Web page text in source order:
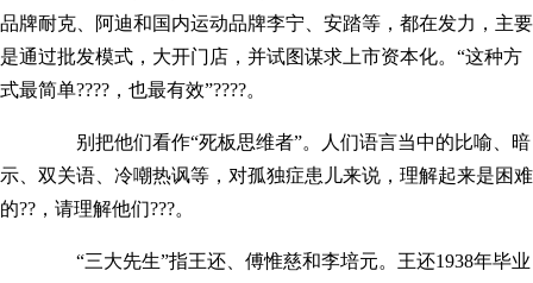
品牌耐克、阿迪和国内运动品牌李宁、安踏等，都在发力，主要
是通过批发模式，大开门店，并试图谋求上市资本化。“这种方
式最简单????，也最有效”????。
别把他们看作“死板思维者”。
人们语言当中的比喻、暗
示、双关语、冷嘲热讽等，对孤独症患儿来说，理解起来是困难
的??，请理解他们???。
“三大先生”指王还、傅惟慈和李培元。王还1938年毕业